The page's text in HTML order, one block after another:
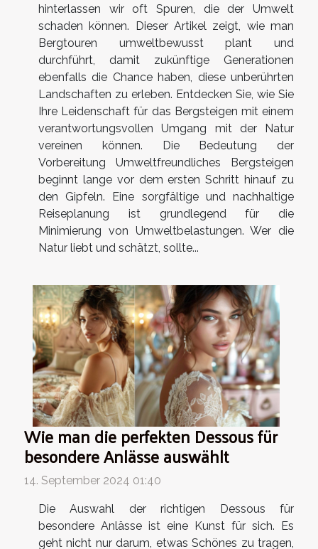
hinterlassen wir oft Spuren, die der Umwelt
schaden können. Dieser Artikel zeigt, wie man
Bergtouren umweltbewusst plant und
durchführt, damit zukünftige Generationen
ebenfalls die Chance haben, diese unberührten
Landschaften zu erleben. Entdecken Sie, wie Sie
Ihre Leidenschaft für das Bergsteigen mit einem
verantwortungsvollen Umgang mit der Natur
vereinen können. Die Bedeutung der
Vorbereitung Umweltfreundliches Bergsteigen
beginnt lange vor dem ersten Schritt hinauf zu
den Gipfeln. Eine sorgfältige und nachhaltige
Reiseplanung ist grundlegend für die
Minimierung von Umweltbelastungen. Wer die
Natur liebt und schätzt, sollte...
Wie man die perfekten Dessous für
besondere Anlässe auswählt
14. September 2024 01:40
Die Auswahl der richtigen Dessous für
besondere Anlässe ist eine Kunst für sich. Es
geht nicht nur darum, etwas Schönes zu tragen,